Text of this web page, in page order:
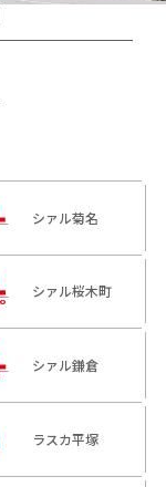
シァル菊名
シァル桜木町
シァル鎌倉
ラスカ平塚